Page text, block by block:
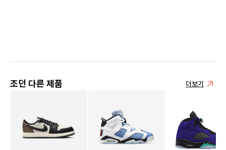
조던 다른 제품 더보기